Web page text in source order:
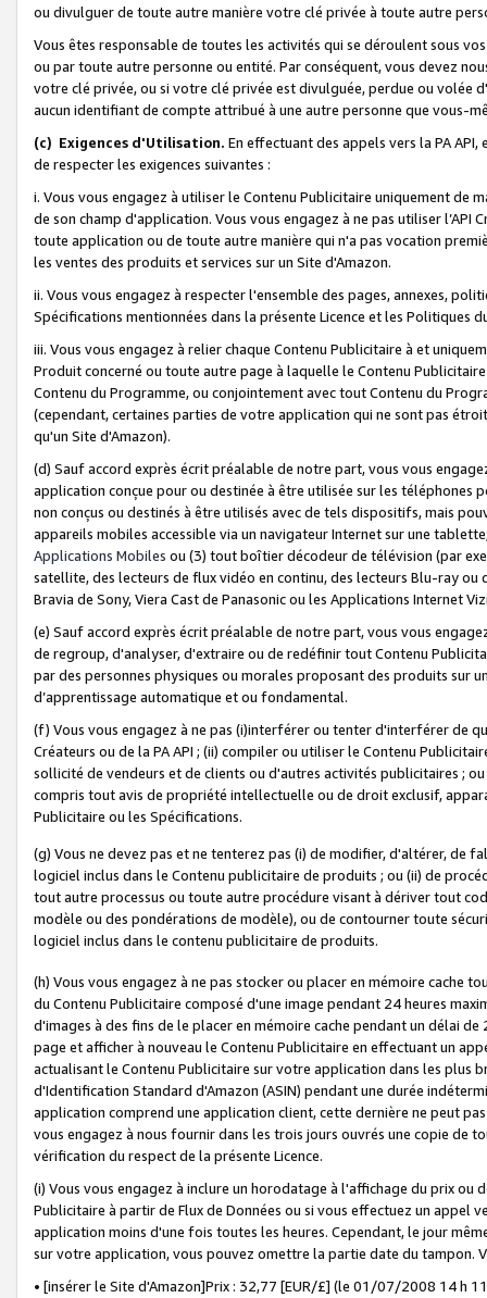
ou divulguer de toute autre manière votre clé privée à toute autre
Vous êtes responsable de toutes les activités qui se déroulent sous
ou par toute autre personne ou entité. Par conséquent, vous devez
votre clé privée, ou si votre clé privée est divulguée, perdue ou volée
aucun identifiant de compte attribué à une autre personne que vous-
(c) Exigences d'Utilisation. En effectuant des appels vers la PA
de respecter les exigences suivantes :
i. Vous vous engagez à utiliser le Contenu Publicitaire uniquement de
de son champ d'application. Vous vous engagez à ne pas utiliser l’API
toute application ou de toute autre manière qui n'a pas vocation
les ventes des produits et services sur un Site d'Amazon.
ii. Vous vous engagez à respecter l'ensemble des pages, annexes,
Spécifications mentionnées dans la présente Licence et les Politiques
iii. Vous vous engagez à relier chaque Contenu Publicitaire à et
Produit concerné ou toute autre page à laquelle le Contenu
Contenu du Programme, ou conjointement avec tout Contenu du
(cependant, certaines parties de votre application qui ne sont pas
qu'un Site d'Amazon).
(d) Sauf accord exprès écrit préalable de notre part, vous vous
application conçue pour ou destinée à être utilisée sur les téléphones
non conçus ou destinés à être utilisés avec de tels dispositifs, mais
appareils mobiles accessible via un navigateur Internet sur une
Applications Mobiles ou (3) tout boîtier décodeur de télévision (par
satellite, des lecteurs de flux vidéo en continu, des lecteurs Blu-ray
Bravia de Sony, Viera Cast de Panasonic ou les Applications Internet
(e) Sauf accord exprès écrit préalable de notre part, vous vous
de regroup, d'analyser, d'extraire ou de redéfinir tout Contenu
par des personnes physiques ou morales proposant des produits sur
d’apprentissage automatique et ou fondamental.
(f) Vous vous engagez à ne pas (i)interférer ou tenter d'interférer de
Créateurs ou de la PA API ; (ii) compiler ou utiliser le Contenu
sollicité de vendeurs et de clients ou d'autres activités publicitaires ;
compris tout avis de propriété intellectuelle ou de droit exclusif,
Publicitaire ou les Spécifications.
(g) Vous ne devez pas et ne tenterez pas (i) de modifier, d'altérer, de
logiciel inclus dans le Contenu publicitaire de produits ; ou (ii) de
tout autre processus ou toute autre procédure visant à dériver tout
modèle ou des pondérations de modèle), ou de contourner toute
logiciel inclus dans le contenu publicitaire de produits.
(h) Vous vous engagez à ne pas stocker ou placer en mémoire cache
du Contenu Publicitaire composé d'une image pendant 24 heures
d'images à des fins de le placer en mémoire cache pendant un délai
page et afficher à nouveau le Contenu Publicitaire en effectuant un
actualisant le Contenu Publicitaire sur votre application dans les plus
d'Identification Standard d'Amazon (ASIN) pendant une durée
application comprend une application client, cette dernière ne peut
vous engagez à nous fournir dans les trois jours ouvrés une copie de
vérification du respect de la présente Licence.
(i) Vous vous engagez à inclure un horodatage à l'affichage du prix
Publicitaire à partir de Flux de Données ou si vous effectuez un appel
application moins d'une fois toutes les heures. Cependant, le jour
sur votre application, vous pouvez omettre la partie date du tampon.
• [insérer le Site d'Amazon]Prix : 32,77 [EUR/£] (le 01/07/2008 14 h